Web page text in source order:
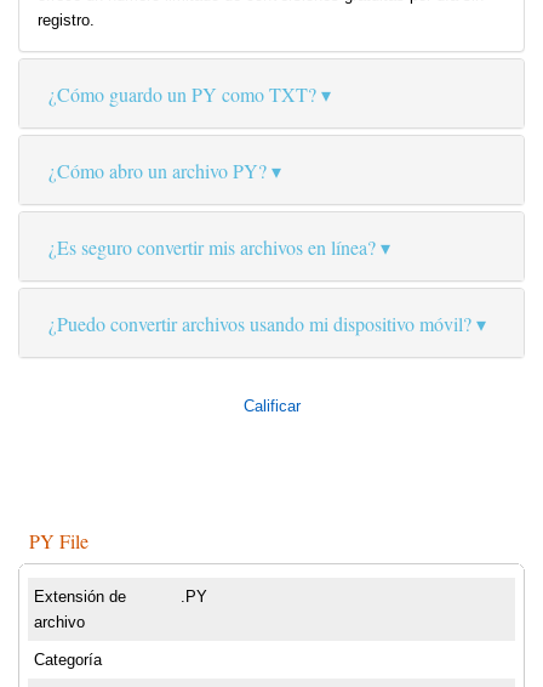
registro.
¿Cómo guardo un PY como TXT?
¿Cómo abro un archivo PY?
¿Es seguro convertir mis archivos en línea?
¿Puedo convertir archivos usando mi dispositivo móvil?
Calificar
PY File
Extensión de
archivo
.PY
Categoría